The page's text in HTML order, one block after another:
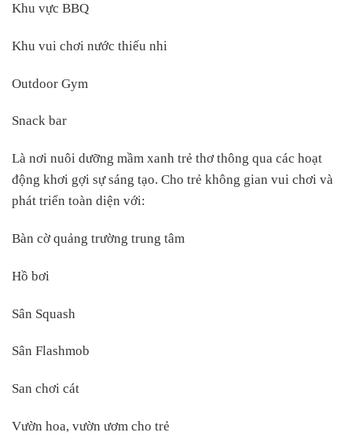
Khu vực BBQ
Khu vui chơi nước thiếu nhi
Outdoor Gym
Snack bar
Là nơi nuôi dưỡng mầm xanh trẻ thơ thông qua các hoạt
động khơi gợi sự sáng tạo. Cho trẻ không gian vui chơi và
phát triển toàn diện với:
Bàn cờ quảng trường trung tâm
Hồ bơi
Sân Squash
Sân Flashmob
San chơi cát
Vườn hoa, vườn ươm cho trẻ